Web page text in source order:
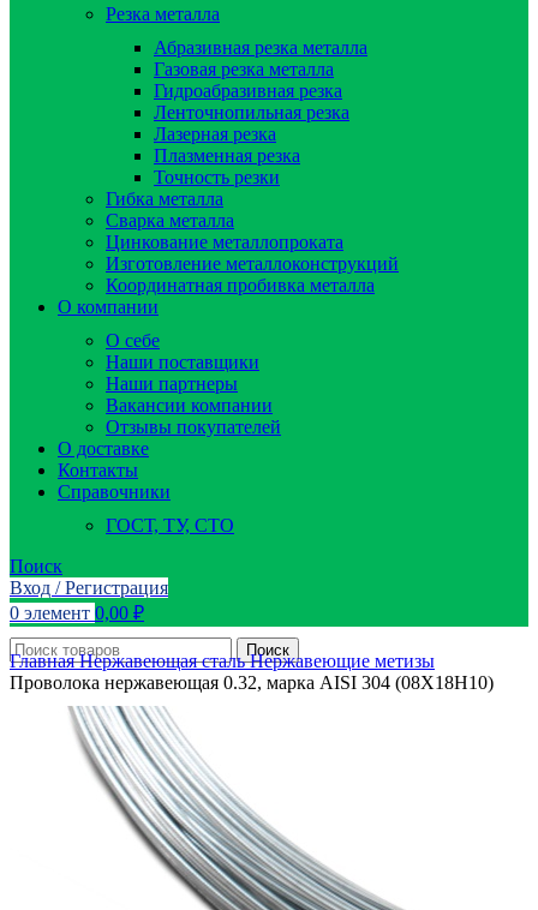
Резка металла
Абразивная резка металла
Газовая резка металла
Гидроaбразивная резка
Ленточнопильная резка
Лазерная резка
Плазменная резка
Точность резки
Гибка металла
Сварка металла
Цинкование металлопроката
Изготовление металлоконструкций
Координатная пробивка металла
О компании
О себе
Наши поставщики
Наши партнеры
Вакансии компании
Отзывы покупателей
О доставке
Контакты
Справочники
ГОСТ, ТУ, СТО
Поиск
Вход / Регистрация
0 элемент 0,00 ₽
Поиск
ГлавнаяНержавеющая стальНержавеющие метизы
Проволока нержавеющая 0.32, марка AISI 304 (08Х18Н10)